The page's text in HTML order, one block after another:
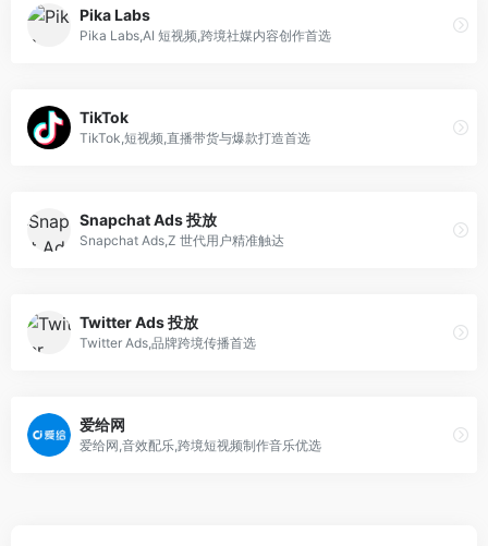
Pika Labs
Pika Labs,AI 短视频,跨境社媒内容创作首选
TikTok
TikTok,短视频,直播带货与爆款打造首选
Snapchat Ads 投放
Snapchat Ads,Z 世代用户精准触达
Twitter Ads 投放
Twitter Ads,品牌跨境传播首选
爱给网
爱给网,音效配乐,跨境短视频制作音乐优选